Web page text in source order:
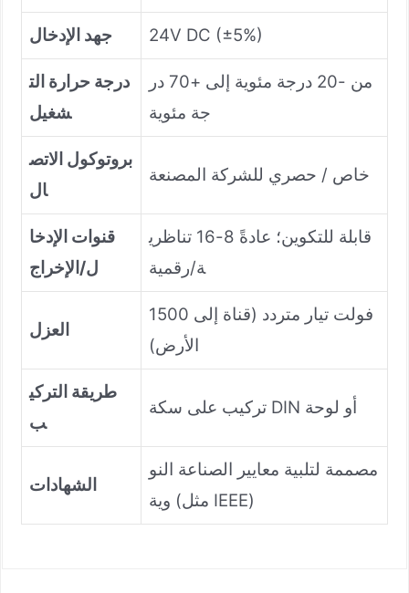
جهد الإدخال 24V DC (±5%)
درجة حرارة الت
شغيل
من -20 درجة مئوية إلى +70 در
جة مئوية
بروتوكول الاتص
ال
خاص / حصري للشركة المصنعة
قنوات الإدخا
ل/الإخراج
قابلة للتكوين؛ عادةً 8-16 تناظري
ة/رقمية
العزل
1500 فولت تيار متردد (قناة إلى
الأرض)
طريقة التركي
ب
تركيب على سكة DIN أو لوحة
الشهادات
مصممة لتلبية معايير الصناعة النو
وية (مثل IEEE)